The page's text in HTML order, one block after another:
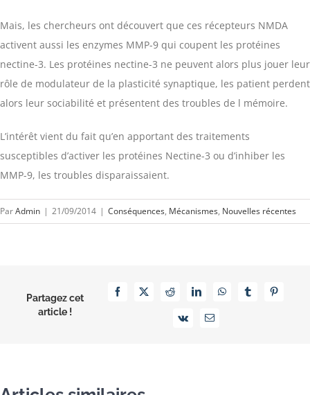
Mais, les chercheurs ont découvert que ces récepteurs NMDA
activent aussi les enzymes MMP-9 qui coupent les protéines
nectine-3. Les protéines nectine-3 ne peuvent alors plus jouer leur
rôle de modulateur de la plasticité synaptique, les patient perdent
alors leur sociabilité et présentent des troubles de l mémoire.
L’intérêt vient du fait qu’en apportant des traitements
susceptibles d’activer les protéines Nectine-3 ou d’inhiber les
MMP-9, les troubles disparaissaient.
ParAdmin | 21/09/2014 | Conséquences, Mécanismes, Nouvelles récentes
Partagez cet
article !
Facebook
X RedditLinkedInWhatsAppTumblrPinterest
Vk Email